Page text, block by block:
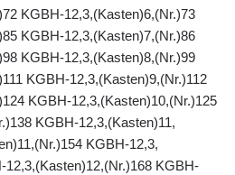
KGBH-12,3,(Kasten)6,(Nr.)73
KGBH-12,3,(Kasten)7,(Nr.)86
KGBH-12,3,(Kasten)8,(Nr.)99
KGBH-12,3,(Kasten)9,(Nr.)112
KGBH-12,3,(Kasten)10,(Nr.)125
KGBH-12,3,(Kasten)11,
KGBH-12,3,
12,3,(Kasten)12,(Nr.)168 KGBH-